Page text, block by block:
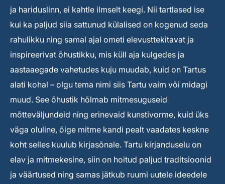
ja hariduslinn, ei kahtle ilmselt keegi. Nii tartlased ise
kui ka paljud siia sattunud külalised on kogenud seda
rahulikku ning samal ajal ometi elevusttekitavat ja
inspireerivat õhustikku, mis küll aja kulgedes ja
aastaaegade vahetudes kuju muudab, kuid on Tartus
alati kohal – olgu tema nimi siis Tartu vaim või midagi
muud. See õhustik hõlmab mitmesuguseid
mõtteväljundeid ning erinevaid kunstivorme, kuid üks
väga oluline, õige mitme kandi pealt vaadates keskne
koht selles kuulub kirjasõnale. Tartu kirjanduselu on
elav ja mitmekesine, siin on hoitud paljud traditsioonid
ja väärtused ning samas jätkub ruumi uutele ideedele